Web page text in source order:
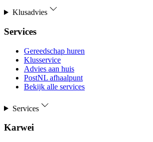
Klusadvies
Services
Gereedschap huren
Klusservice
Advies aan huis
PostNL afhaalpunt
Bekijk alle services
Services
Karwei